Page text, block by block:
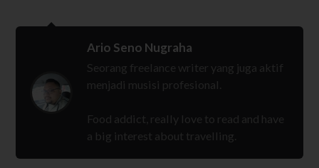
Ario Seno Nugraha
Seorang freelance writer yang juga aktif
menjadi musisi profesional.
Food addict, really love to read and have
a big interest about travelling.